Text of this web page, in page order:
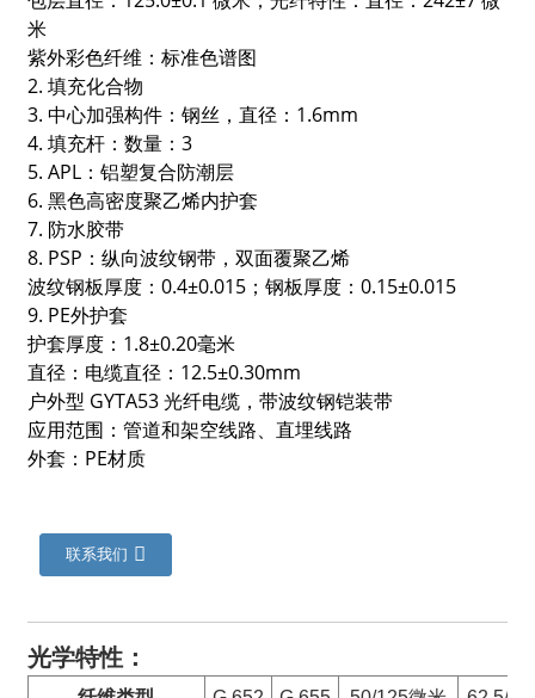
米
紫外彩色纤维：标准色谱图
2. 填充化合物
3. 中心加强构件：钢丝，直径：1.6mm
4. 填充杆：数量：3
5. APL：铝塑复合防潮层
6. 黑色高密度聚乙烯内护套
7. 防水胶带
8. PSP：纵向波纹钢带，双面覆聚乙烯
波纹钢板厚度：0.4±0.015；钢板厚度：0.15±0.015
9. PE外护套
护套厚度：1.8±0.20毫米
直径：电缆直径：12.5±0.30mm
户外型 GYTA53 光纤电缆，带波纹钢铠装带
应用范围：管道和架空线路、直埋线路
外套：PE材质
联系我们
光学特性：